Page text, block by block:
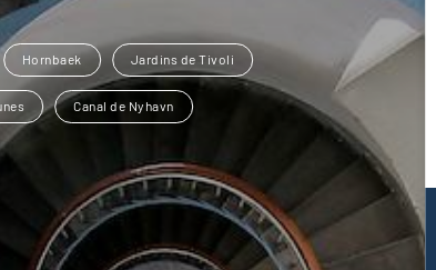
Hornbaek Jardins de Tivoli
Canal de Nyhavn